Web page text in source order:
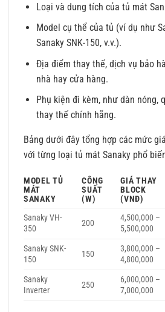
Loại và dung tích của tủ mát
Model cụ thể của tủ (ví dụ như
Sanaky SNK-150, v.v.).
Địa điểm thay thế, dịch vụ bảo
nhà hay cửa hàng.
Phụ kiện đi kèm, như dàn nóng,
thay thế chính hãng.
Bảng dưới đây tổng hợp các mức
với từng loại tủ mát Sanaky phổ
MODEL TỦ
MÁT
SANAKY
CÔNG
SUẤT
(W)
GIÁ THAY
BLOCK
(VNĐ)
Sanaky VH-
350
200
4,500,000 –
5,500,000
Sanaky SNK-
150
150
3,800,000 –
4,800,000
Sanaky
Inverter
250
6,000,000 –
7,000,000